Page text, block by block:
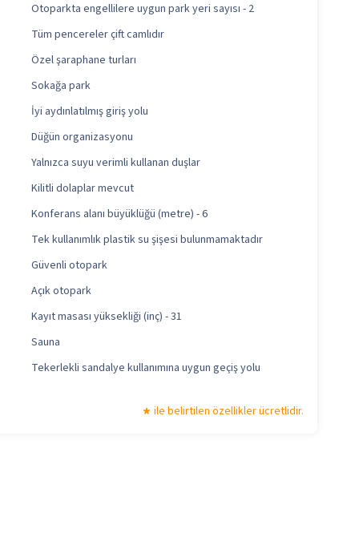
Otoparkta engellilere uygun park yeri sayısı - 2
Tüm pencereler çift camlıdır
Özel şaraphane turları
Sokağa park
İyi aydınlatılmış giriş yolu
Düğün organizasyonu
Yalnızca suyu verimli kullanan duşlar
Kilitli dolaplar mevcut
Konferans alanı büyüklüğü (metre) - 6
Tek kullanımlık plastik su şişesi bulunmamaktadır
Güvenli otopark
Açık otopark
Kayıt masası yüksekliği (inç) - 31
Sauna
Tekerlekli sandalye kullanımına uygun geçiş yolu
ile belirtilen özellikler ücretlidir.